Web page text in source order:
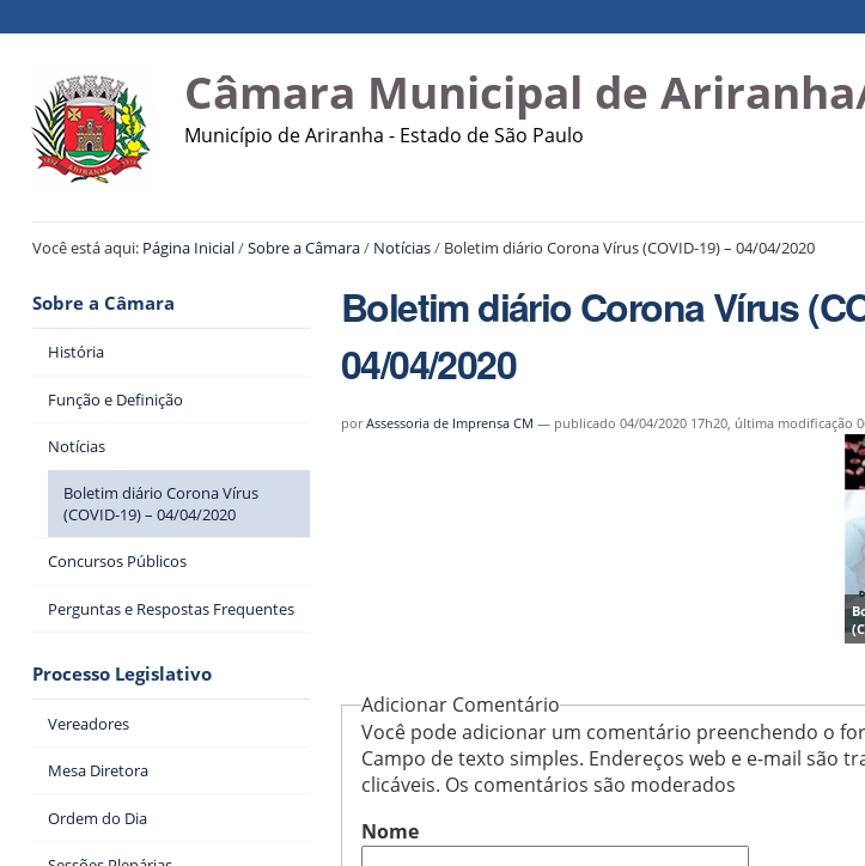
Câmara Municipal de
Município de Ariranha - Estado de São Paulo
Você está aqui: Página Inicial/Sobre a Câmara/ Notícias/ Boletim diário Corona Vírus (COVID-19) – 04/04/2020
Sobre a Câmara
História
Função e Definição
Notícias
Boletim diário Corona Vírus
(COVID-19) – 04/04/2020
Concursos Públicos
Perguntas e Respostas Frequentes
Processo Legislativo
Vereadores
Mesa Diretora
Ordem do Dia
Boletim diário Corona Vírus
04/04/2020
porAssessoria de Imprensa CM — publicado 04/04/2020 17h20, última modificação
Adicionar Comentário
Você pode adicionar um comentário preenchendo o
Campo de texto simples. Endereços web e e-mail são
clicáveis. Os comentários são moderados
Nome